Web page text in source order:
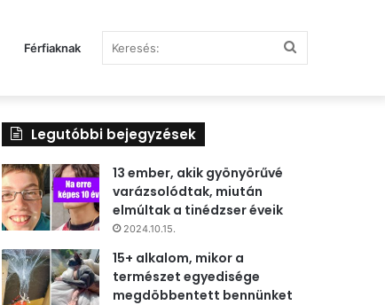
Férfiaknak
Legutóbbi bejegyzések
13 ember, akik gyönyörűvé
varázsolódtak, miután
elmúltak a tinédzser éveik
2024.10.15.
15+ alkalom, mikor a
természet egyedisége
megdöbbentett bennünket